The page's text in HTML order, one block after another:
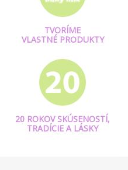
TVORÍME
VLASTNÉ PRODUKTY
20 ROKOV SKÚSENOSTÍ,
TRADÍCIE A LÁSKY